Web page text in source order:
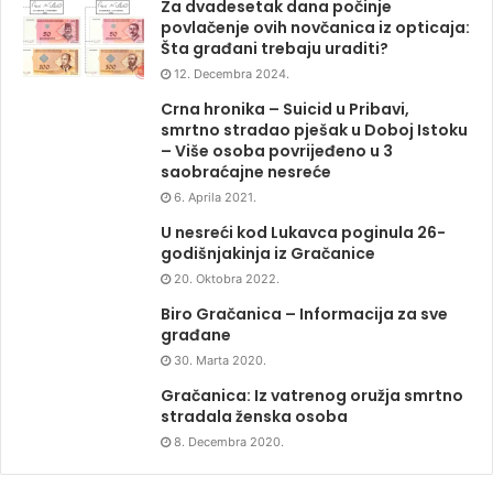
Za dvadesetak dana počinje
povlačenje ovih novčanica iz opticaja:
Šta građani trebaju uraditi?
12. Decembra 2024.
Crna hronika – Suicid u Pribavi,
smrtno stradao pješak u Doboj Istoku
– Više osoba povrijeđeno u 3
saobraćajne nesreće
6. Aprila 2021.
U nesreći kod Lukavca poginula 26-
godišnjakinja iz Gračanice
20. Oktobra 2022.
Biro Gračanica – Informacija za sve
građane
30. Marta 2020.
Gračanica: Iz vatrenog oružja smrtno
stradala ženska osoba
8. Decembra 2020.